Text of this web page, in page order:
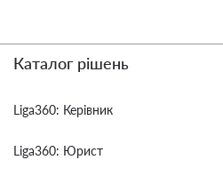
Каталог рішень
Liga360: Керівник
Liga360: Юрист